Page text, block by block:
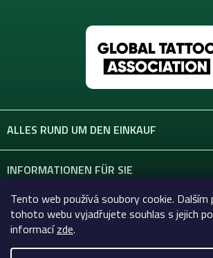
Tento web používá soubory cookie. Dalším
tohoto webu vyjadřujete souhlas s jejich
informacízde.
ALLES RUND UM DEN EINKAUF
INFORMATIONEN FÜR SIE
KONTAKT